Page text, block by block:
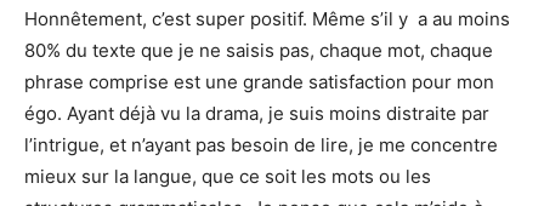
Honnêtement, c’est super positif. Même s’il y a au moins
80% du texte que je ne saisis pas, chaque mot, chaque
phrase comprise est une grande satisfaction pour mon
égo. Ayant déjà vu la drama, je suis moins distraite par
l’intrigue, et n’ayant pas besoin de lire, je me concentre
mieux sur la langue, que ce soit les mots ou les